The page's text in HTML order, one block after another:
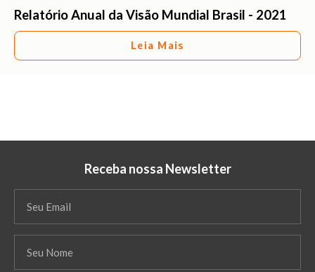
Relatório Anual da Visão Mundial Brasil - 2021
Leia Mais
Receba nossa Newsletter